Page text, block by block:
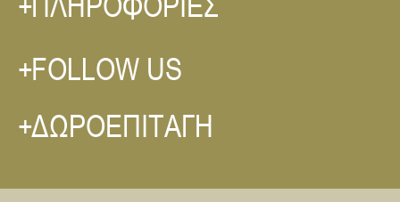
FOLLOW US
ΔΩΡΟΕΠΙΤΑΓΗ